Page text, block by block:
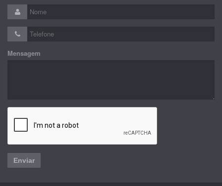
Mensagem
Enviar